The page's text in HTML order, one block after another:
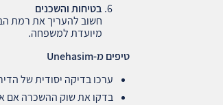
בטיחות והשכנים
חשוב להעריך את רמת
מיועדת למשפחה.
טיפים מ-Unehasim
ערכו בדיקה יסודית של
בדקו את שוק ההשכרה אם